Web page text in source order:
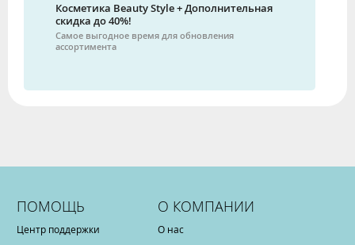
Косметика Beauty Style + Дополнительная
скидка до 40%!
Самое выгодное время для обновления
ассортимента
ПОМОЩЬ
Центр поддержки
О КОМПАНИИ
О нас